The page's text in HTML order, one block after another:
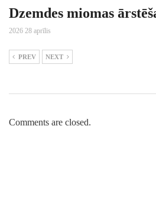
Dzemdes miomas
2026 28 aprīlis
PREV NEXT
Comments are closed.